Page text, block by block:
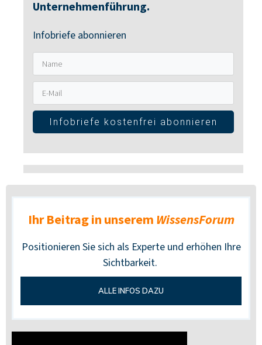
Unternehmenführung.
Infobriefe abonnieren
Infobriefe kostenfrei abonnieren
Ihr Beitrag in unserem WissensForum
Positionieren Sie sich als Experte und erhöhen Ihre
Sichtbarkeit.
ALLE INFOS DAZU